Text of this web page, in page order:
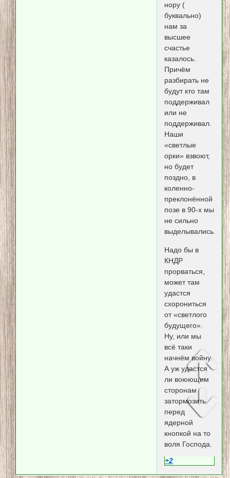
нору (
буквально)
нам за
высшее
счастье
казалось.
Причём
разбирать не
будут кто там
поддерживал
или не
поддерживал.
Наши
«светлые
орки» взвоют,
но будет
поздно, в
коленно-
преклонённой
позе в 90-х мы
не сильно
выделывались.
Надо бы в
КНДР
прорваться,
может там
удастся
схорониться
от «светлого
будущего».
Ну, или мы
всё таки
начнём войну.
А уж удастся
ли воюющим
сторонам
затормозить
перед
ядерной
кнопкой на то
воля Господа.
+2